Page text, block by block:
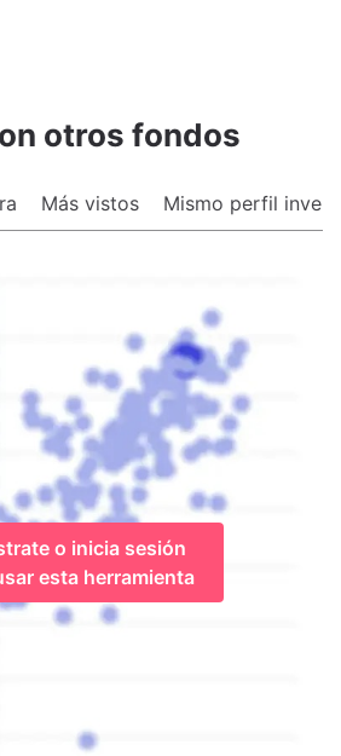
otros fondos
Más vistos Mismo perfil
o inicia sesión
esta herramienta